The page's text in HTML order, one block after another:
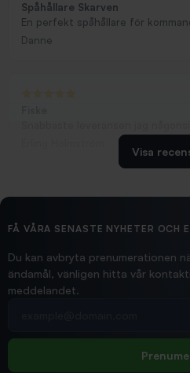
Spåhållare Skarven
En perfekt spåhållare för
Danne
Hittade exakt vad jag behövde.
Visa
FÅ VÅRA SENASTE NYHETER OCH
Du kan avbryta prenumerationen
ändamål, vänligen hitta vår
meddelandet.